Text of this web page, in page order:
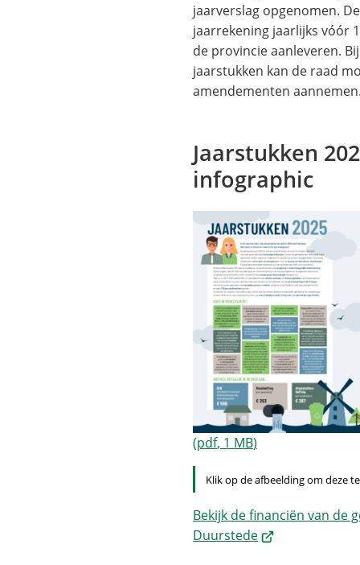
jaarverslag opgenomen.
jaarrekening jaarlijks vóór
de provincie aanleveren.
jaarstukken kan de raad
amendementen
Jaarstukken
infographic
(pdf, 1 MB)
Klik op de afbeelding om deze
Bekijk de financiën van de
Duurstede(Verwijst